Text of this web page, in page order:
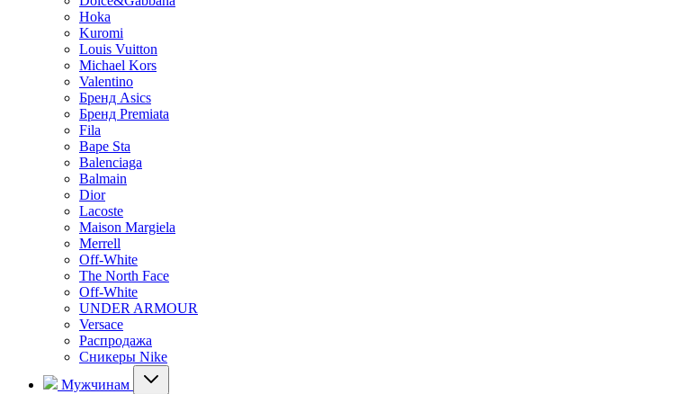
Hoka
Kuromi
Louis Vuitton
Michael Kors
Valentino
Бренд Asics
Бренд Premiata
Fila
Bape Sta
Balenciaga
Balmain
Dior
Lacoste
Maison Margiela
Merrell
Off-White
The North Face
Off-White
UNDER ARMOUR
Versace
Распродажа
Сникеры Nike
Мужчинам